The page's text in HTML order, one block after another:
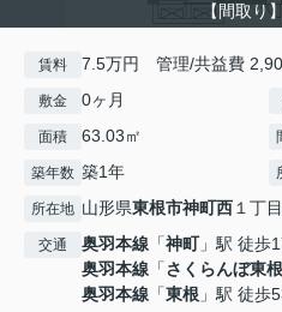
【間取り
賃料 7.5万円 管理/共益費
敷金 0ヶ月
面積 63.03㎡
築年数 築1年
所在地 山形県東根市神町西１丁
交通 奥羽本線 「神町」駅 徒歩
奥羽本線 「さくらんぼ東根
奥羽本線 「東根 」駅 徒歩